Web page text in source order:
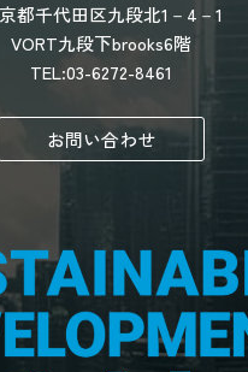
都千代田区九段北1－4－1
VORT九段下brooks6階
TEL:03-6272-8461
お問い合わせ